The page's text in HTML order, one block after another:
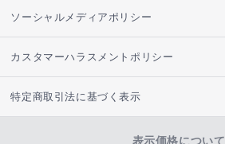
ソーシャルメディアポリシー
カスタマーハラスメントポリシー
特定商取引法に基づく表示
表示価格について